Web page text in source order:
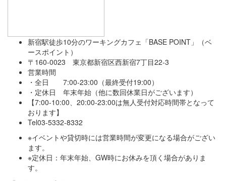
新宿駅徒歩10分のワーキングカフェ「BASE POINT」（ベ
ースポイント）
〒160-0023 東京都新宿区西新宿7丁目22-3
営業時間
・全日 7:00-23:00（最終受付19:00）
・定休日 年末年始（他に数回休業日がございます）
【7:00-10:00、20:00-23:00は無人受付対応時間帯となって
おります】
Tel03-5332-8332
※イベントや貸切時には営業時間が変更になる場合がござい
ます。
※定休日：年末年始、GW時にお休みを頂く場合がありま
す。